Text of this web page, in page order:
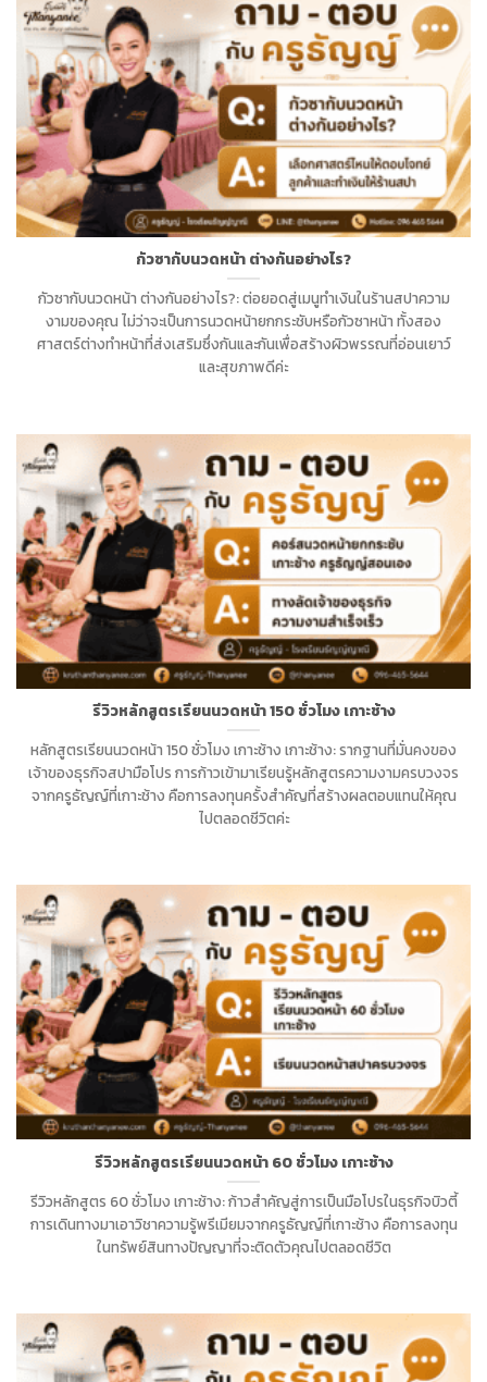
กัวซากับนวดหน้า ต่างกันอย่างไร?
กัวซากับนวดหน้า ต่างกันอย่างไร?: ต่อยอดสู่เมนูทำเงินในร้านสปาความ
งามของคุณ ไม่ว่าจะเป็นการนวดหน้ายกกระชับหรือกัวซาหน้า ทั้งสอง
ศาสตร์ต่างทำหน้าที่ส่งเสริมซึ่งกันและกันเพื่อสร้างผิวพรรณที่อ่อนเยาว์
และสุขภาพดีค่ะ
รีวิวหลักสูตรเรียนนวดหน้า 150 ชั่วโมง เกาะช้าง
หลักสูตรเรียนนวดหน้า 150 ชั่วโมง เกาะช้าง เกาะช้าง: รากฐานที่มั่นคงของ
เจ้าของธุรกิจสปามือโปร การก้าวเข้ามาเรียนรู้หลักสูตรความงามครบวงจร
จากครูธัญญ์ที่เกาะช้าง คือการลงทุนครั้งสำคัญที่สร้างผลตอบแทนให้คุณ
ไปตลอดชีวิตค่ะ
รีวิวหลักสูตรเรียนนวดหน้า 60 ชั่วโมง เกาะช้าง
รีวิวหลักสูตร 60 ชั่วโมง เกาะช้าง: ก้าวสำคัญสู่การเป็นมือโปรในธุรกิจบิวตี้
การเดินทางมาเอาวิชาความรู้พรีเมียมจากครูธัญญ์ที่เกาะช้าง คือการลงทุน
ในทรัพย์สินทางปัญญาที่จะติดตัวคุณไปตลอดชีวิต